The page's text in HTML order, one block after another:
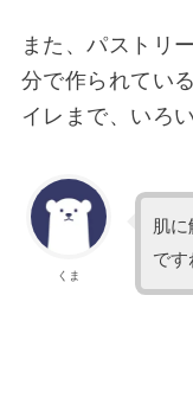
また、パストリ
分で作られてい
イレまで、いろ
くま
肌
です